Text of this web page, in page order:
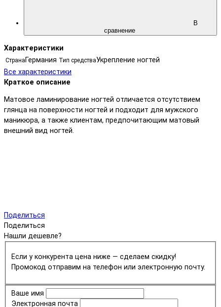
В
сравнение
Характеристики
Страна Германия Тип средстваУкрепление ногтей
Все характеристики
Краткое описание
Матовое ламинирование ногтей отличается отсутствием
глянца на поверхности ногтей и подходит для мужского
маникюра, а также клиентам, предпочитающим матовый
внешний вид ногтей.
Поделиться
Поделиться
Нашли дешевле?
Если у конкурента цена ниже — сделаем скидку!
Промокод отправим на телефон или электронную почту.
Ваше имя
Электронная почта